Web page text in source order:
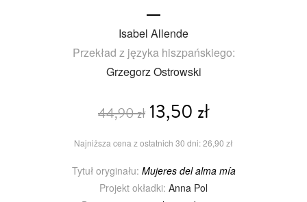
Isabel Allende
Przekład z języka hiszpańskiego:
Grzegorz Ostrowski
44,90 zł13,50 zł
Najniższa cena z ostatnich 30 dni: 26,90 zł
Tytuł oryginału: Mujeres del alma mía
Projekt okładki: Anna Pol